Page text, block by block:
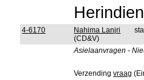
4-6170
Nahima Lanjri
(CD&V)
Asielaanvragen -
Verzendingvraag